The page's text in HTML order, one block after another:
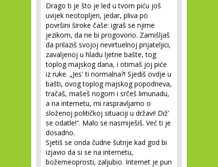
Drago ti je što je led u tvom piću još
uvijek neotopljen, jedar, pliva po
površini široke čaše: igraš se njime
jezikom, da ne bi progovorio. Zamišljaš
da prilaziš svojoj nevirtuelnoj prijateljici,
zavaljenoj u hladu ljetne bašte, tog
toplog majskog dana, i otimaš joj piće
iz ruke. „Jes' ti normalna?! Sjediš ovdje u
bašti, ovog toplog majskog popodneva,
tračaš, mašeš nogom i srčeš limunadu,
a na internetu, mi raspravljamo o
složenoj političkoj situaciji u državi! Diž'
se odatle!“. Malo se nasmiješiš. Već ti je
dosadno.
Sjetiš se onda čudne šutnje kad god bi
izjavio da si se na internetu,
božemeoprosti, zaljubio. Internet je pun